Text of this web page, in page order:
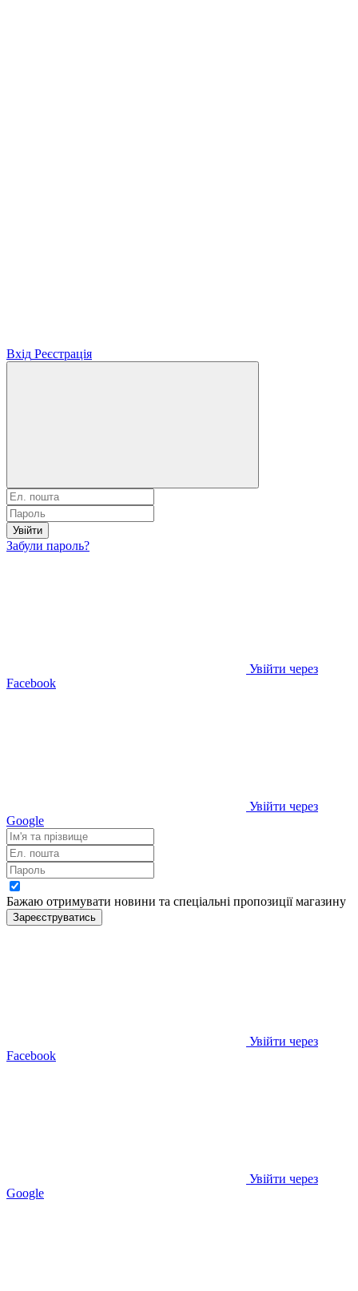
Вхід Реєстрація
Увійти
Забули пароль?
Увійти через
Facebook
Увійти через
Google
Бажаю отримувати новини та спеціальні пропозиціїмагазину
Зареєструватись
Увійти через
Facebook
Увійти через
Google